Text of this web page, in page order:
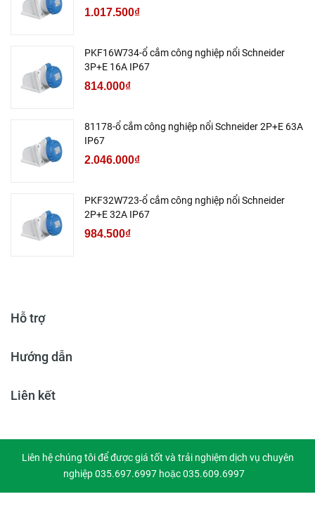
1.017.500₫
PKF16W734-ổ cắm công nghiệp nổi Schneider
3P+E 16A IP67
814.000₫
81178-ổ cắm công nghiệp nổi Schneider 2P+E 63A
IP67
2.046.000₫
PKF32W723-ổ cắm công nghiệp nổi Schneider
2P+E 32A IP67
984.500₫
Hỗ trợ
Hướng dẫn
Liên kết
Liên hệ chúng tôi để được giá tốt và trải nghiệm dịch vụ chuyên
nghiệp 035.697.6997 hoặc 035.609.6997